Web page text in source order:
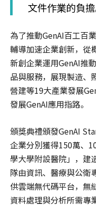
文件作業的負擔
為了推動GenAI百工百
輔導加速企業創新，從
新創企業運用GenAI推
品與服務，展現製造、
營建等19大產業發展
發展GenAI應用指路。
頒獎典禮頒發GenAI
企業分別獲得150萬、
學大學附設醫院」，建
隊由資訊、醫療與公衛
供雲端無代碼平台，無
資料處理與分析所需專